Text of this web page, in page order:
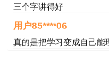
分讲解，下午是试评卷
的进行评卷，要求是每
可以看见自己与专家评
的总得分和专家给出的
三个字讲得好
用户85****06
真的是把学习变成自己能